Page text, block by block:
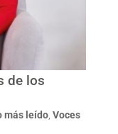
de los
más leído, Voces